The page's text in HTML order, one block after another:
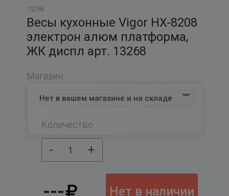
13268
Весы кухонные Vigor HX-8208
электрон алюм платформа,
ЖК диспл арт. 13268
Магазин:
Нет в вашем магазине и на складе
Количество:
- 1 +
--- Нет в наличии